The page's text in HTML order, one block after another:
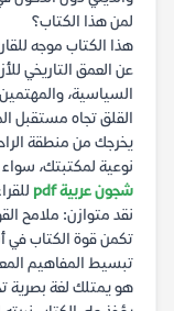
لمن هذا الكتاب؟
هذا الكتاب موجه
عن العمق التاريخي
السياسية،
القلق تجاه مستقبل
يخرجك من منطقة
نوعية لمكتبتك،
شجون عربية pdf
نقد متوازن: ملامح
تكمن قوة الكتاب في
تبسيط المفاهيم
هو يمتلك لغة بصرية